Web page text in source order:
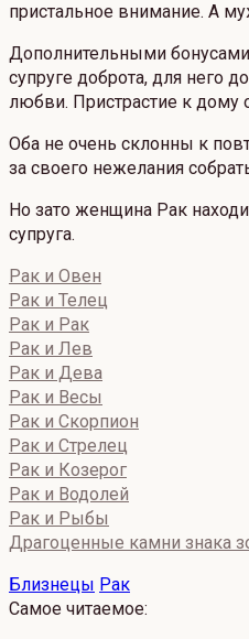
пристальное внимание. А
Дополнительными бонусами
супруге доброта, для него
любви. Пристрастие к дому
Оба не очень склонны к
за своего нежелания
Но зато женщина Рак
супруга.
Рак и Овен
Рак и Телец
Рак и Рак
Рак и Лев
Рак и Дева
Рак и Весы
Рак и Скорпион
Рак и Стрелец
Рак и Козерог
Рак и Водолей
Рак и Рыбы
Драгоценные камни знака
Близнецы Рак
Самое читаемое: